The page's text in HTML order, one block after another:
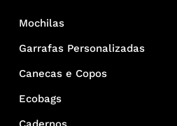
Mochilas
Garrafas Personalizadas
Canecas e Copos
Ecobags